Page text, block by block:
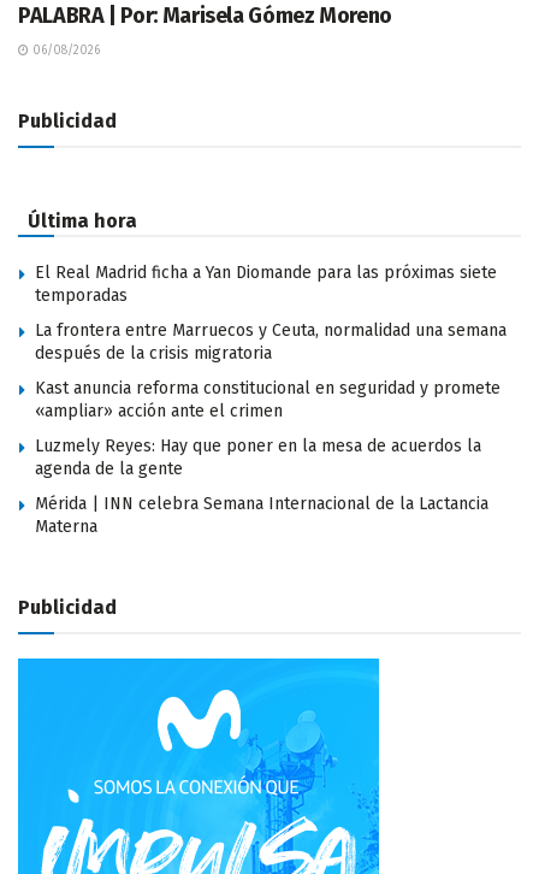
PALABRA | Por: Marisela Gómez Moreno
06/08/2026
Publicidad
Última hora
El Real Madrid ficha a Yan Diomande para las próximas siete
temporadas
La frontera entre Marruecos y Ceuta, normalidad una semana
después de la crisis migratoria
Kast anuncia reforma constitucional en seguridad y promete
«ampliar» acción ante el crimen
Luzmely Reyes: Hay que poner en la mesa de acuerdos la
agenda de la gente
Mérida | INN celebra Semana Internacional de la Lactancia
Materna
Publicidad